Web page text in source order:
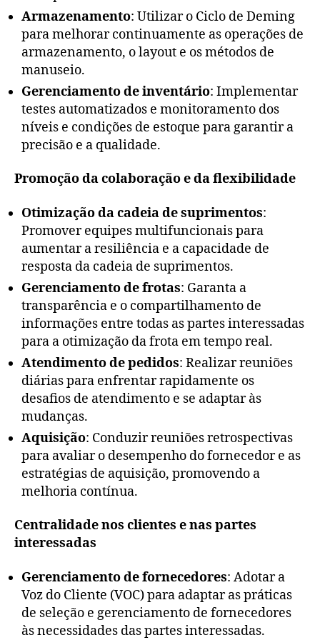
Armazenamento: Utilizar o Ciclo de Deming
para melhorar continuamente as operações de
armazenamento, o layout e os métodos de
manuseio.
Gerenciamento de inventário: Implementar
testes automatizados e monitoramento dos
níveis e condições de estoque para garantir a
precisão e a qualidade.
Promoção da colaboração e da flexibilidade
Otimização da cadeia de suprimentos:
Promover equipes multifuncionais para
aumentar a resiliência e a capacidade de
resposta da cadeia de suprimentos.
Gerenciamento de frotas: Garanta a
transparência e o compartilhamento de
informações entre todas as partes interessadas
para a otimização da frota em tempo real.
Atendimento de pedidos: Realizar reuniões
diárias para enfrentar rapidamente os
desafios de atendimento e se adaptar às
mudanças.
Aquisição: Conduzir reuniões retrospectivas
para avaliar o desempenho do fornecedor e as
estratégias de aquisição, promovendo a
melhoria contínua.
Centralidade nos clientes e nas partes
interessadas
Gerenciamento de fornecedores: Adotar a
Voz do Cliente (VOC) para adaptar as práticas
de seleção e gerenciamento de fornecedores
às necessidades das partes interessadas.